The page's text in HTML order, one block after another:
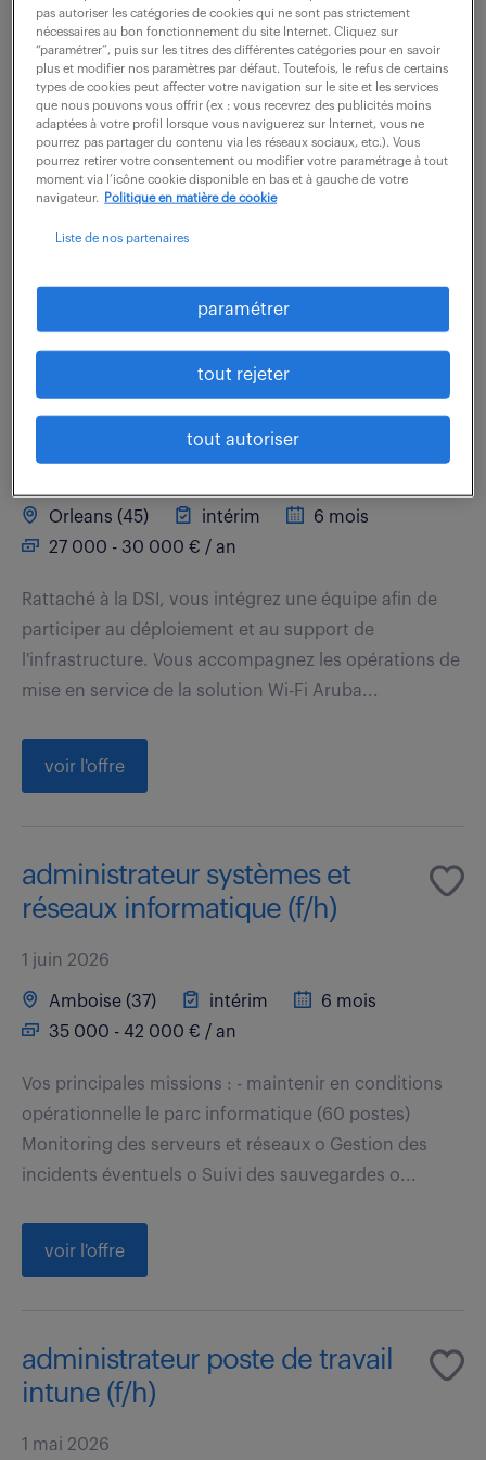
Orleans (45) intérim
18 mois
43 000 € / an
Dans le cadre d'un renforcement d'équipe et de
projets d'envergure, nous recherchons un(e)
Administrateur(trice) Réseau et Système. Vous
participerez activement aux projets de migration de...
voir l'offre
technicien support wi fi aruba
(f/h)
Orleans (45) intérim
6 mois
27 000 - 30 000 € / an
Rattaché à la DSI, vous intégrez une équipe afin de
participer au déploiement et au support de
l'infrastructure. Vous accompagnez les opérations de
mise en service de la solution Wi-Fi Aruba...
voir l'offre
administrateur systèmes et
réseaux informatique (f/h)
1 juin 2026
Amboise (37) intérim
6 mois
35 000 - 42 000 € / an
Vos principales missions : - maintenir en conditions
opérationnelle le parc informatique (60 postes)
Monitoring des serveurs et réseaux o Gestion des
incidents éventuels o Suivi des sauvegardes o...
voir l'offre
administrateur poste de travail
intune (f/h)
1 mai 2026
pas autoriser les catégories de cookies qui ne sont pas strictement
nécessaires au bon fonctionnement du site Internet. Cliquez sur
“paramétrer”, puis sur les titres des différentes catégories pour en savoir
plus et modifier nos paramètres par défaut. Toutefois, le refus de certains
types de cookies peut affecter votre navigation sur le site et les services
que nous pouvons vous offrir (ex : vous recevrez des publicités moins
adaptées à votre profil lorsque vous naviguerez sur Internet, vous ne
pourrez pas partager du contenu via les réseaux sociaux, etc.). Vous
pourrez retirer votre consentement ou modifier votre paramétrage à tout
moment via l’icône cookie disponible en bas et à gauche de votre
navigateur.
Politique en matière de cookie
Liste de nos partenaires
paramétrer
tout rejeter
tout autoriser